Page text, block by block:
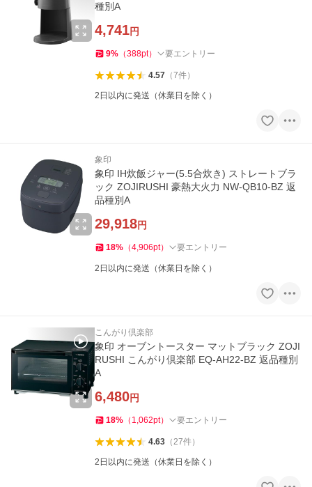
種別A
4,741円
9% （388pt） 要エントリー
4.57（7件）
2日以内に発送（休業日を除く）
象印
象印 IH炊飯ジャー(5.5合炊き) ストレートブラ
ック ZOJIRUSHI 豪熱大火力 NW-QB10-BZ 返
品種別A
29,918円
18% （4,906pt） 要エントリー
2日以内に発送（休業日を除く）
こんがり倶楽部
象印 オーブントースター マットブラック ZOJI
RUSHI こんがり倶楽部 EQ-AH22-BZ 返品種別
A
6,480円
18% （ 1,062pt） 要エントリー
4.63（27件）
2日以内に発送（休業日を除く）